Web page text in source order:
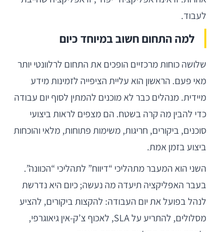
לעבוד.
למה התחום חשוב במיוחד כיום
שלושה כוחות מרכזיים הופכים את התחום לרלוונטי יותר
מאי פעם. הראשון הוא עליית הציפייה לזמינות מידע
מיידית. מנהלים כבר לא מוכנים להמתין לסוף יום עבודה
כדי להבין מה קרה בשטח. הם מצפים לראות ביצועי
סוכנים, ביקורים, חריגות, משימות פתוחות, מלאי והוכחות
ביצוע בזמן אמת.
השני הוא המעבר מתהליכי “דיווח” לתהליכי “הכוונה”.
בעבר האפליקציה תיעדה מה נעשה; כיום היא נדרשת
לנהל בפועל את יום העבודה: להקצות ביקורים, להציע
מסלולים, להתריע על SLA, לאכוף צ’ק-אין גיאוגרפי,